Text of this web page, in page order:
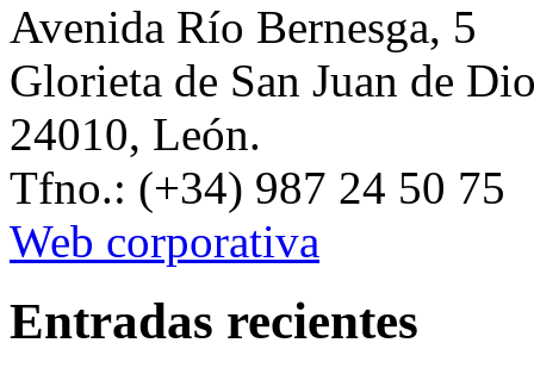
Avenida Río Bernesga, 5
Glorieta de San Juan de
24010, León.
Tfno.: (+34) 987 24 50 75
Web corporativa
Entradas recientes